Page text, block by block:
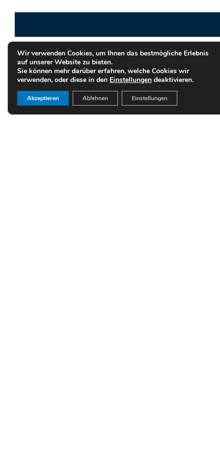
Herstellungskosten bei Vermietung und Verpachtung
Wir verwenden Cookies, um Ihnen das bestmögliche Erlebnis
auf unserer Website zu bieten.
Sie können mehr darüber erfahren, welche Cookies wir
verwenden, oder diese in den Einstellungen deaktivieren.
Akzeptieren Ablehnen Einstellungen